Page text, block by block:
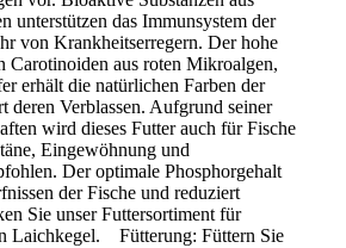
unterstützen das Immunsystem der
von Krankheitserregern. Der hohe
Carotinoiden aus roten Mikroalgen,
erhält die natürlichen Farben der
deren Verblassen. Aufgrund seiner
wird dieses Futter auch für Fische
Eingewöhnung und
Der optimale Phosphorgehalt
der Fische und reduziert
Sie unser Futtersortiment für
Laichkegel. Fütterung: Füttern Sie